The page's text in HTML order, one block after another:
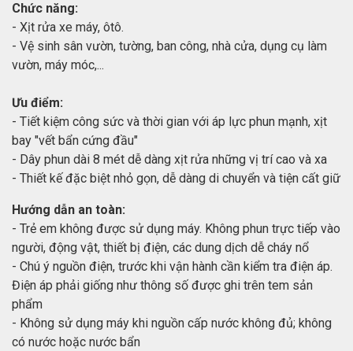
Chức năng:
- Xịt rửa xe máy, ôtô.
- Vệ sinh sân vườn, tường, ban công, nhà cửa, dụng cụ làm
vườn, máy móc,...
Ưu điểm:
- Tiết kiệm công sức và thời gian với áp lực phun mạnh, xịt
bay "vết bẩn cứng đầu"
- Dây phun dài 8 mét dễ dàng xịt rửa những vị trí cao và xa
- Thiết kế đặc biệt nhỏ gọn, dễ dàng di chuyển và tiện cất giữ
Hướng dẫn an toàn:
- Trẻ em không được sử dụng máy. Không phun trực tiếp vào
người, động vật, thiết bị điện, các dung dịch dễ cháy nổ
- Chú ý nguồn điện, trước khi vận hành cần kiểm tra điện áp.
Điện áp phải giống như thông số được ghi trên tem sản
phẩm
- Không sử dụng máy khi nguồn cấp nước không đủ; không
có nước hoặc nước bẩn